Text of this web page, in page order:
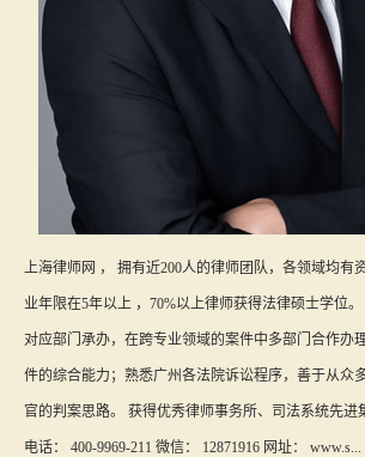
上海律师网 ， 拥有近200人的律师团队，各领域均有
业年限在5年以上 ，70%以上律师获得法律硕士学位
对应部门承办，在跨专业领域的案件中多部门合作办
件的综合能力；熟悉广州各法院诉讼程序，善于从众
官的判案思路。 获得优秀律师事务所、司法系统先进
电话： 400-9969-211 微信： 12871916 网址： www.s...